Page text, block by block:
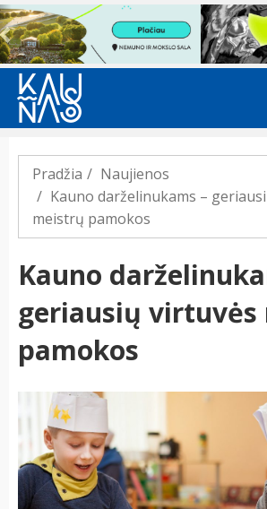
Previous
Pradžia
Naujienos
Kauno darželinukams –
meistrų pamokos
Kauno
geriausių virtuvės
pamokos